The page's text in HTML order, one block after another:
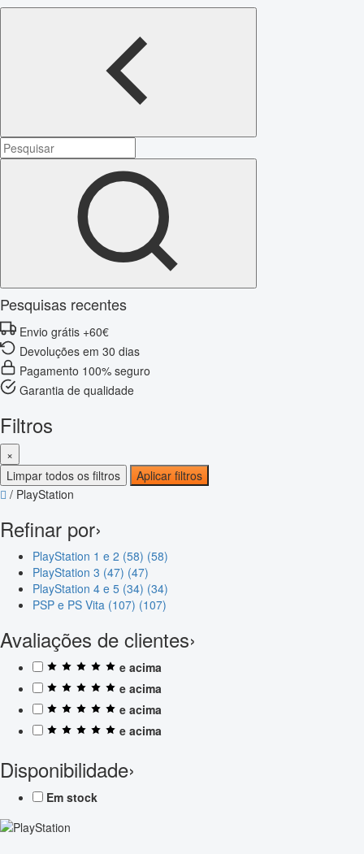
Pesquisas recentes
Envio grátis +60€
Devoluções em 30 dias
Pagamento 100% seguro
Garantia de qualidade
Filtros
×
Limpar todos os filtros
Aplicar filtros
/ PlayStation
Refinar por›
PlayStation 1 e 2 (58) (58)
PlayStation 3 (47) (47)
PlayStation 4 e 5 (34) (34)
PSP e PS Vita (107) (107)
Avaliações de clientes›
e acima
e acima
e acima
e acima
Disponibilidade›
Em stock